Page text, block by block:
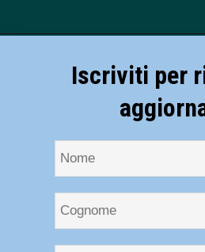
Iscriviti per